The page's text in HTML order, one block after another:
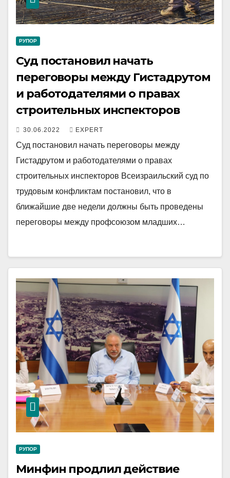
РУПОР
Суд постановил начать
переговоры между Гистадрутом
и работодателями о правах
строительных инспекторов
30.06.2022 EXPERT
Суд постановил начать переговоры между
Гистадрутом и работодателями о правах
строительных инспекторов Всеизраильский суд по
трудовым конфликтам постановил, что в
ближайшие две недели должны быть проведены
переговоры между профсоюзом младших…
РУПОР
Минфин продлил действие